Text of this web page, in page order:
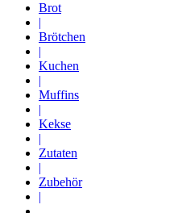
Brot
|
Brötchen
|
Kuchen
|
Muffins
|
Kekse
|
Zutaten
|
Zubehör
|